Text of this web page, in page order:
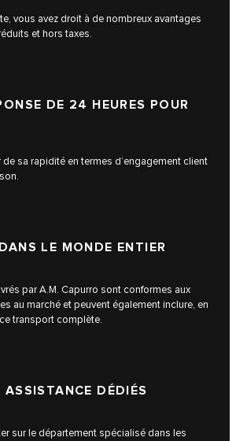
vous avez droit à de nombreux avantages
et hors taxes.
DE 24 HEURES POUR
de sa rapidité en termes d’engagement client
LE MONDE ENTIER
par A.M. Capurro sont conformes aux
au marché et peuvent également inclure, en
transport complète.
DÉDIÉS
sur le département spécialisé dans les